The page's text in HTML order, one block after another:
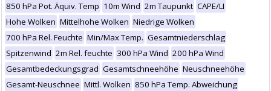
850 hPa Pot. Äquiv. Temp 10m Wind 2m Taupunkt CAPE/LI
Hohe Wolken Mittelhohe Wolken Niedrige Wolken
700 hPa Rel. Feuchte Min/Max Temp. Gesamtniederschlag
Spitzenwind 2m Rel. feuchte 300 hPa Wind 200 hPa Wind
Gesamtbedeckungsgrad Gesamtschneehöhe Neuschneehöhe
Gesamt-Neuschnee Mittl. Wolken 850 hPa Temp. Abweichung